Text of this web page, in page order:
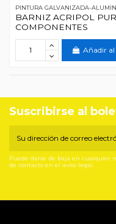
PINTURA GALVANIZADA-
BARNIZ ACRIPOL
COMPONENTES
Añadir
Suscribirse al
Puede darse de baja en cualquier
de contacto en el aviso legal.